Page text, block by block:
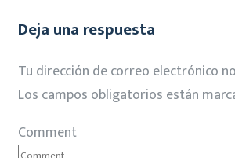
Deja una respuesta
Tu dirección de correo electrónico
Los campos obligatorios están
Comment